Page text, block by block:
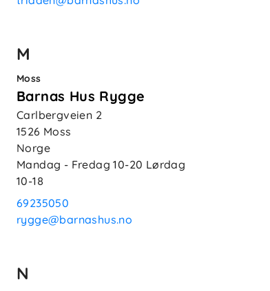
M
Moss
Barnas Hus Rygge
Carlbergveien 2
1526 Moss
Norge
Mandag - Fredag10-20 Lørdag
10-18
69235050
rygge@barnashus.no
N